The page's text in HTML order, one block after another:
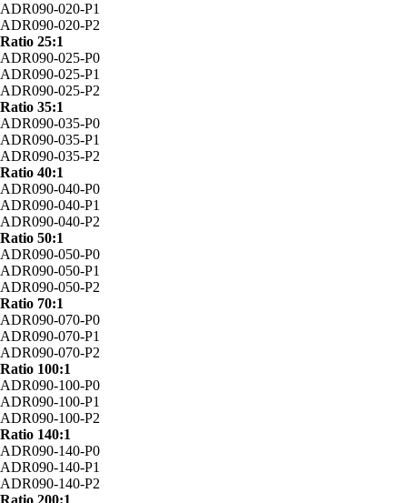
ADR090-020-P1
ADR090-020-P2
Ratio 25:1
ADR090-025-P0
ADR090-025-P1
ADR090-025-P2
Ratio 35:1
ADR090-035-P0
ADR090-035-P1
ADR090-035-P2
Ratio 40:1
ADR090-040-P0
ADR090-040-P1
ADR090-040-P2
Ratio 50:1
ADR090-050-P0
ADR090-050-P1
ADR090-050-P2
Ratio 70:1
ADR090-070-P0
ADR090-070-P1
ADR090-070-P2
Ratio 100:1
ADR090-100-P0
ADR090-100-P1
ADR090-100-P2
Ratio 140:1
ADR090-140-P0
ADR090-140-P1
ADR090-140-P2
Ratio 200:1